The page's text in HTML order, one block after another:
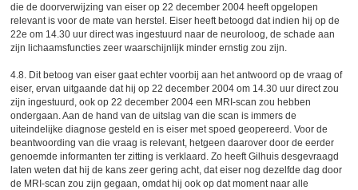
die de doorverwijzing van eiser op 22 december 2004 heeft opgelopen
relevant is voor de mate van herstel. Eiser heeft betoogd dat indien hij op de
22e om 14.30 uur direct was ingestuurd naar de neuroloog, de schade aan
zijn lichaamsfuncties zeer waarschijnlijk minder ernstig zou zijn.
4.8. Dit betoog van eiser gaat echter voorbij aan het antwoord op de vraag of
eiser, ervan uitgaande dat hij op 22 december 2004 om 14.30 uur direct zou
zijn ingestuurd, ook op 22 december 2004 een MRI-scan zou hebben
ondergaan. Aan de hand van de uitslag van die scan is immers de
uiteindelijke diagnose gesteld en is eiser met spoed geopereerd. Voor de
beantwoording van die vraag is relevant, hetgeen daarover door de eerder
genoemde informanten ter zitting is verklaard. Zo heeft Gilhuis desgevraagd
laten weten dat hij de kans zeer gering acht, dat eiser nog dezelfde dag door
de MRI-scan zou zijn gegaan, omdat hij ook op dat moment naar alle